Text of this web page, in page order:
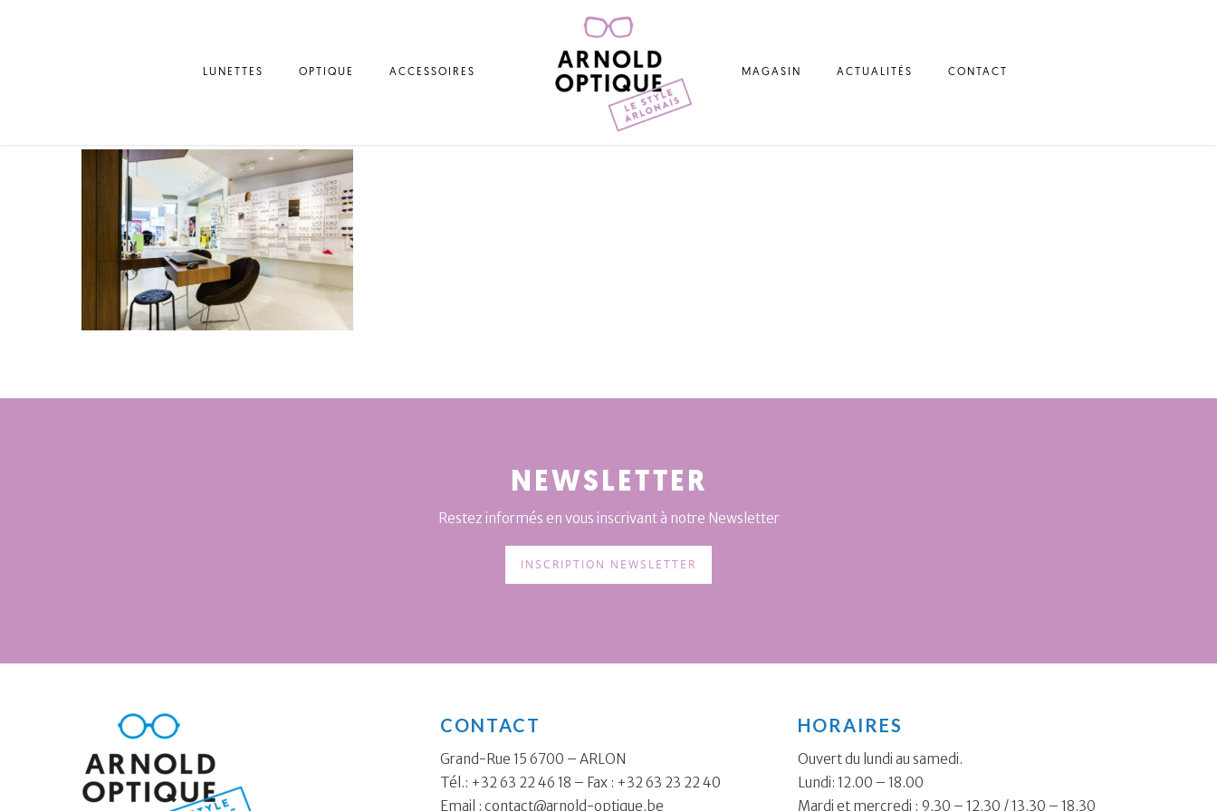
LUNETTES OPTIQUE ACCESSOIRES MAGASIN ACTUALITÉS CONTACT
NEWSLETTER
Restez informés en vous inscrivant à notre Newsletter
INSCRIPTION NEWSLETTER
CONTACT
Grand-Rue 15 6700 – ARLON
Tél.: +32 63 22 46 18 – Fax : +32 63 23 22 40
Email : contact@arnold-optique.be
HORAIRES
Ouvert du lundi au samedi.
Lundi: 12.00 – 18.00
Mardi et mercredi : 9.30 – 12.30 / 13.30 – 18.30